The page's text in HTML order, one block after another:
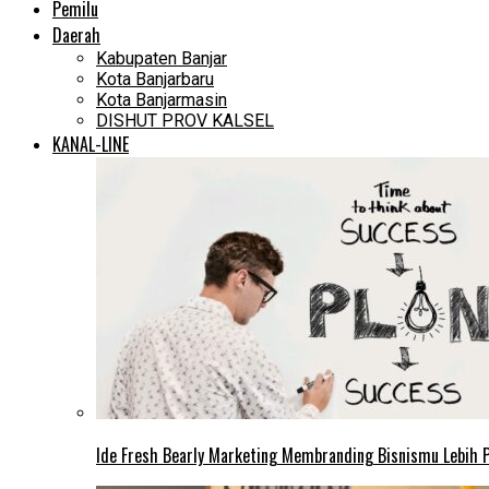
Pemilu
Daerah
Kabupaten Banjar
Kota Banjarbaru
Kota Banjarmasin
DISHUT PROV KALSEL
KANAL-LINE
Ide Fresh Bearly Marketing Membranding Bisnismu Lebih